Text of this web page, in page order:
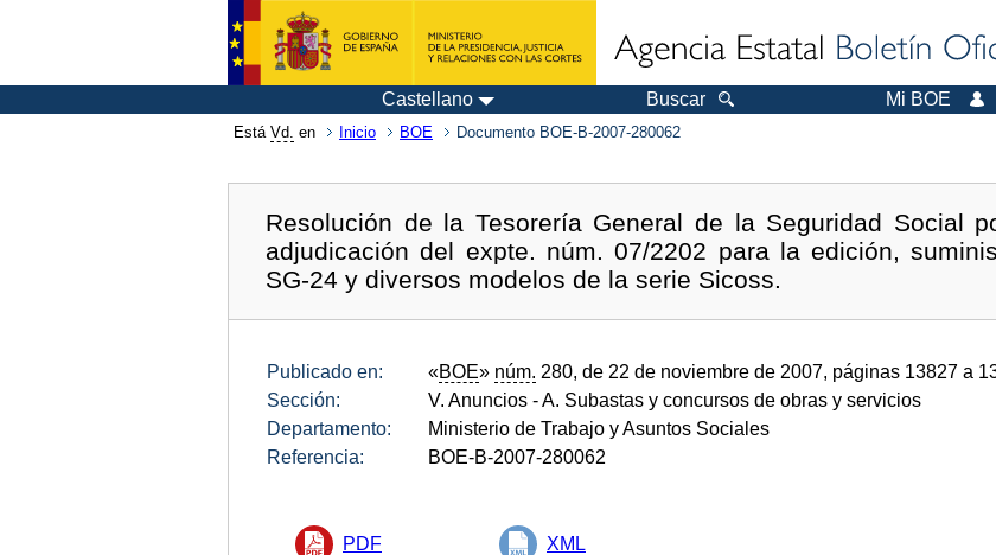
Castellano Buscar Mi BOE
Está Vd. en Inicio BOE Documento BOE-B-2007-280062
Resolución de la Tesorería General de la Seguridad Social
adjudicación del expte. núm. 07/2202 para la edición,
SG-24 y diversos modelos de la serie Sicoss.
Publicado en: «BOE» núm. 280, de 22 de noviembre de 2007, páginas 13827 a
Sección:
V. Anuncios - A. Subastas y concursos de obras y servicios
Departamento:
Ministerio de Trabajo y Asuntos Sociales
Referencia:
BOE-B-2007-280062
PDF XML